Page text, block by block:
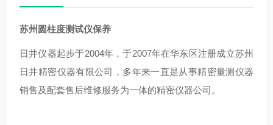
苏州圆柱度测试仪保养
日井仪器起步于2004年，于2007年在华东区注册成立苏州
日井精密仪器有限公司，多年来一直是从事精密量测仪器
销售及配套售后维修服务为一体的精密仪器公司。